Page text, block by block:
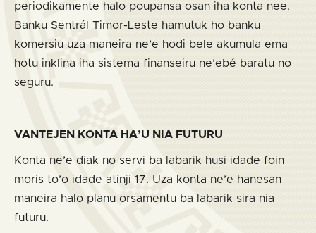
periodikamente halo poupansa osan iha konta nee.
Banku Sentrál Timor-Leste hamutuk ho banku
komersiu uza maneira ne’e hodi bele akumula ema
hotu inklina iha sistema finanseiru ne’ebé baratu no
seguru.
VANTEJEN KONTA HA’U NIA FUTURU
Konta ne’e diak no servi ba labarik husi idade foin
moris to’o idade atinji 17. Uza konta ne’e hanesan
maneira halo planu orsamentu ba labarik sira nia
futuru.